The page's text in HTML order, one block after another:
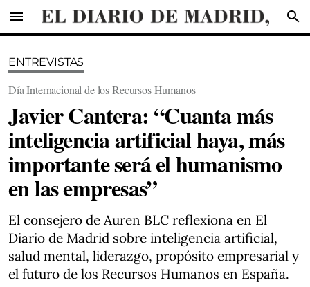
menu search
ENTREVISTAS
Día Internacional de los Recursos Humanos
Javier Cantera: “Cuanta más
inteligencia artificial haya, más
importante será el humanismo
en las empresas”
El consejero de Auren BLC reflexiona en El
Diario de Madrid sobre inteligencia artificial,
salud mental, liderazgo, propósito empresarial y
el futuro de los Recursos Humanos en España.